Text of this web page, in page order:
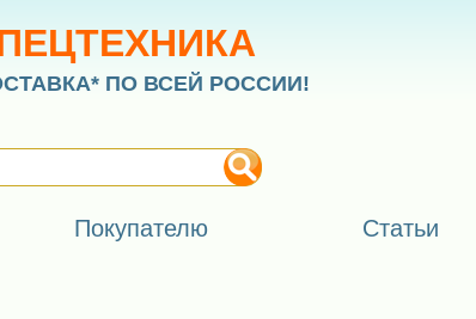
ПО ВСЕЙ РОССИИ!
Покупателю Статьи